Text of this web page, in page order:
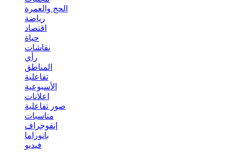
الحج والعمرة
رياضة
اقتصاد
حياة
نقاشات
رأي
المناطق
تفاعلية
الأسبوعية
اعلانات
صور تفاعلية
مناسبات
إنفوجراف
بانوراما
فيديو